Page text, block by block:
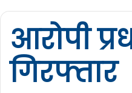
आरोपी
गिरफ्तार